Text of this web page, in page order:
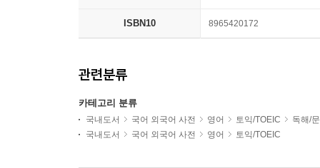
ISBN10 8965420172
관련분류
카테고리 분류
국내도서 국어 외국어 사전 영어 토익/TOEIC
독해/
국내도서
국어 외국어 사전 영어 토익/TOEIC